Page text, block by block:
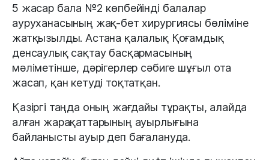
5 жасар бала №2 көпбейінді балалар
ауруханасының жақ-бет хирургиясы бөліміне
жатқызылды. Астана қалалық Қоғамдық
денсаулық сақтау басқармасының
мәліметінше, дәрігерлер сәбиге шұғыл ота
жасап, қан кетуді тоқтатқан.
Қазіргі таңда оның жағдайы тұрақты, алайда
алған жарақаттарының ауырлығына
байланысты ауыр деп бағалануда.